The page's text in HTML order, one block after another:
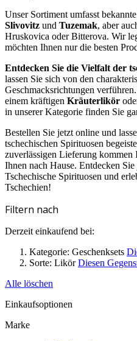
Unser Sortiment umfasst
Slivovitz und Tuzemak, aber
Hruskovica oder Bitterova. Wir
möchten Ihnen nur die besten
Entdecken Sie die Vielfalt der
lassen Sie sich von den
Geschmacksrichtungen
einem kräftigen Kräuterlikör
in unserer Kategorie finden Sie
Bestellen Sie jetzt online und
tschechischen Spirituosen
zuverlässigen Lieferung
Ihnen nach Hause. Entdecken
Tschechische Spirituosen und
Tschechien!
Filtern nach
Derzeit einkaufend bei:
Kategorie: Geschenksets
Sorte: Likör Diesen
Alle löschen
Einkaufsoptionen
Marke